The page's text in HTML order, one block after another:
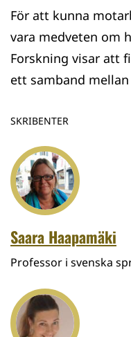
För att kunna
vara medveten om
Forskning visar att
ett samband
SKRIBENTER
Saara Haapamäki
Professor i svenska